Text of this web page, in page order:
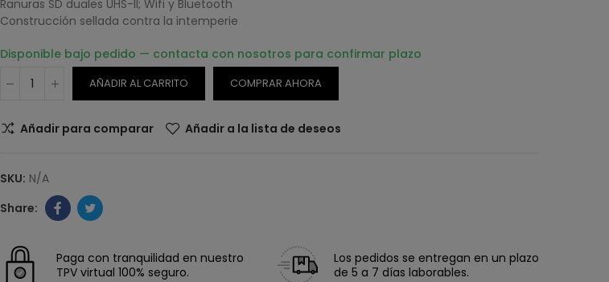
Ranuras SD duales UHS-II; Wifi y Bluetooth
Construcción sellada contra la intemperie
Disponible bajo pedido — contacta con nosotros para confirmar plazo
AÑADIR AL CARRITO COMPRAR AHORA
Añadir para comparar Añadir a la lista de deseos
SKU: N/A
Paga con tranquilidad en nuestro
TPV virtual 100% seguro.
Los pedidos se entregan en un plazo
de 5 a 7 días laborables.